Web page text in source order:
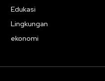
Edukasi
Lingkungan
ekonomi